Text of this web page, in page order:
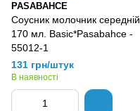
PASABAHCE
Соусник молочник середній
170 мл. Basic*Pasabahce -
55012-1
131 грн/штук
В наявності